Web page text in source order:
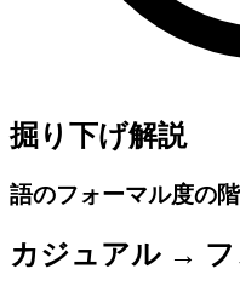
掘り下げ解説
語のフォーマル度の
カジュアル →